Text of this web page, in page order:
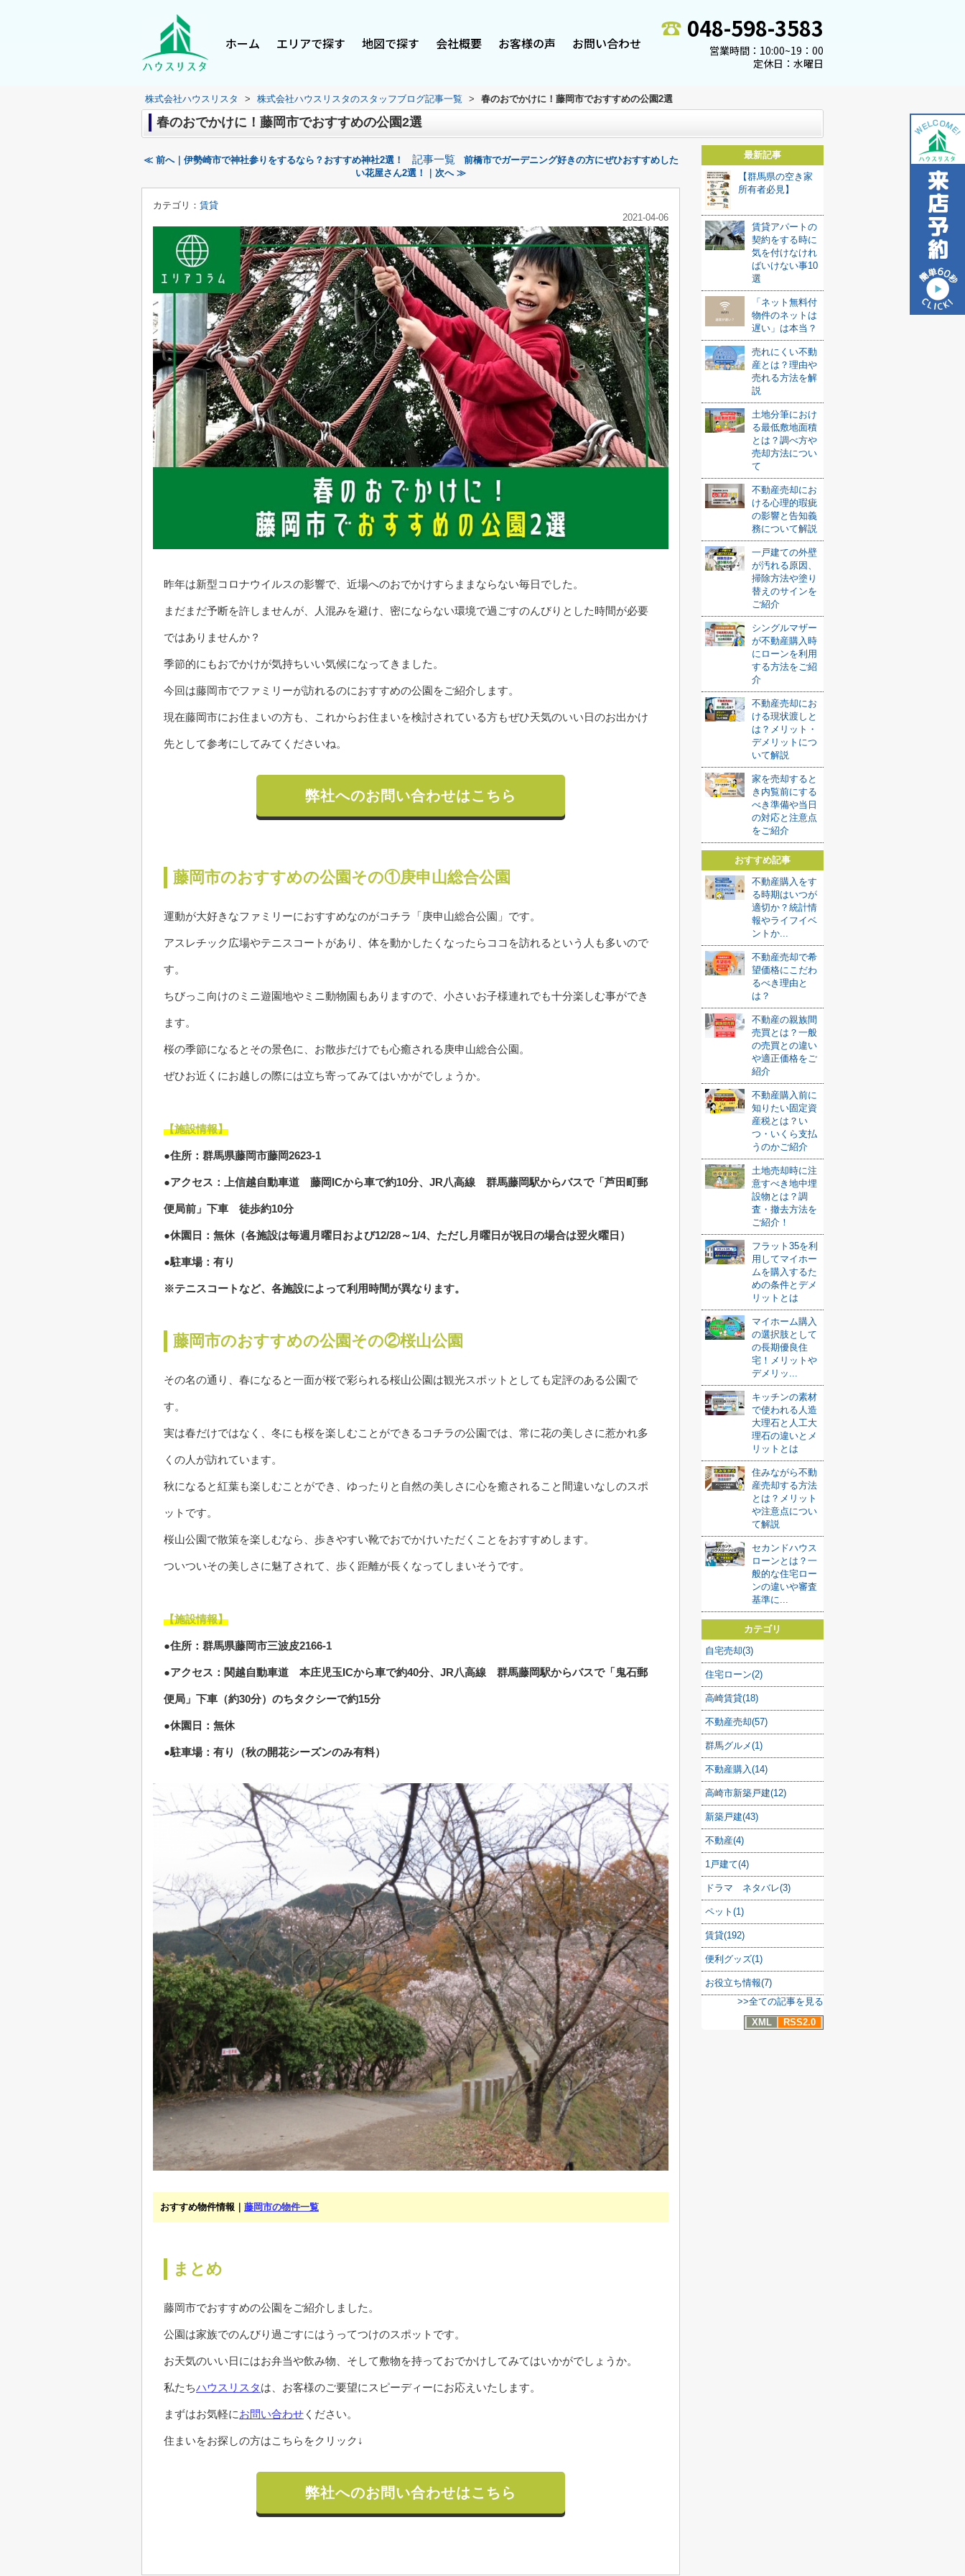
ホーム エリアで探す 地図で探す 会社概要 お客様の声 お問い合わせ
048-598-3583
営業時間：10:00~19：00
定休日：水曜日
株式会社ハウスリスタ > 株式会社ハウスリスタのスタッフブログ記事一覧 > 春のおでかけに！藤岡市でおすすめの公園2選
春のおでかけに！藤岡市でおすすめの公園2選
≪ 前へ｜伊勢崎市で神社参りをするなら？おすすめ神社2選！ 記事一覧
前橋市でガーデニング好きの方にぜひおすすめした
い花屋さん2選！｜次へ ≫
カテゴリ： 賃貸
2021-04-06
昨年は新型コロナウイルスの影響で、近場へのおでかけすらままならない毎日でした。
まだまだ予断を許しませんが、人混みを避け、密にならない環境で過ごすのんびりとした時間が必要
ではありませんか？
季節的にもおでかけが気持ちいい気候になってきました。
今回は藤岡市でファミリーが訪れるのにおすすめの公園をご紹介します。
現在藤岡市にお住まいの方も、これからお住まいを検討されている方もぜひ天気のいい日のお出かけ
先として参考にしてみてくださいね。
弊社へのお問い合わせはこちら
藤岡市のおすすめの公園その①庚申山総合公園
運動が大好きなファミリーにおすすめなのがコチラ「庚申山総合公園」です。
アスレチック広場やテニスコートがあり、体を動かしたくなったらココを訪れるという人も多いので
す。
ちびっこ向けのミニ遊園地やミニ動物園もありますので、小さいお子様連れでも十分楽しむ事ができ
ます。
桜の季節になるとその景色に、お散歩だけでも心癒される庚申山総合公園。
ぜひお近くにお越しの際には立ち寄ってみてはいかがでしょうか。
【施設情報】
●住所：群馬県藤岡市藤岡2623-1
●アクセス：上信越自動車道 藤岡ICから車で約10分、JR八高線 群馬藤岡駅からバスで「芦田町郵
便局前」下車 徒歩約10分
●休園日：無休（各施設は毎週月曜日および12/28～1/4、ただし月曜日が祝日の場合は翌火曜日）
●駐車場：有り
※テニスコートなど、各施設によって利用時間が異なります。
藤岡市のおすすめの公園その②桜山公園
その名の通り、春になると一面が桜で彩られる桜山公園は観光スポットとしても定評のある公園で
す。
実は春だけではなく、冬にも桜を楽しむことができるコチラの公園では、常に花の美しさに惹かれ多
くの人が訪れています。
秋になると紅葉も楽しむことができ、ゆったりと自然の美しさに心を癒されること間違いなしのスポ
ットです。
桜山公園で散策を楽しむなら、歩きやすい靴でおでかけいただくことをおすすめします。
ついついその美しさに魅了されて、歩く距離が長くなってしまいそうです。
【施設情報】
●住所：群馬県藤岡市三波皮2166-1
●アクセス：関越自動車道 本庄児玉ICから車で約40分、JR八高線 群馬藤岡駅からバスで「鬼石郵
便局」下車（約30分）のちタクシーで約15分
●休園日：無休
●駐車場：有り（秋の開花シーズンのみ有料）
おすすめ物件情報｜ 藤岡市の物件一覧
まとめ
藤岡市でおすすめの公園をご紹介しました。
公園は家族でのんびり過ごすにはうってつけのスポットです。
お天気のいい日にはお弁当や飲み物、そして敷物を持っておでかけしてみてはいかがでしょうか。
私たちハウスリスタは、お客様のご要望にスピーディーにお応えいたします。
まずはお気軽にお問い合わせ ください。
住まいをお探しの方はこちらをクリック↓
弊社へのお問い合わせはこちら
最新記事
【群馬県の空き家
所有者必見】
賃貸アパートの
契約をする時に
気を付けなけれ
ばいけない事10
選
「ネット無料付
物件のネットは
遅い」は本当？
売れにくい不動
産とは？理由や
売れる方法を解
説
土地分筆におけ
る最低敷地面積
とは？調べ方や
売却方法につい
て
不動産売却にお
ける心理的瑕疵
の影響と告知義
務について解説
一戸建ての外壁
が汚れる原因、
掃除方法や塗り
替えのサインを
ご紹介
シングルマザー
が不動産購入時
にローンを利用
する方法をご紹
介
不動産売却にお
ける現状渡しと
は？メリット・
デメリットにつ
いて解説
家を売却すると
き内覧前にする
べき準備や当日
の対応と注意点
をご紹介
おすすめ記事
不動産購入をす
る時期はいつが
適切か？統計情
報やライフイベ
ントか...
不動産売却で希
望価格にこだわ
るべき理由と
は？
不動産の親族間
売買とは？一般
の売買との違い
や適正価格をご
紹介
不動産購入前に
知りたい固定資
産税とは？い
つ・いくら支払
うのかご紹介
土地売却時に注
意すべき地中埋
設物とは？調
査・撤去方法を
ご紹介！
フラット35を利
用してマイホー
ムを購入するた
めの条件とデメ
リットとは
マイホーム購入
の選択肢として
の長期優良住
宅！メリットや
デメリッ...
キッチンの素材
で使われる人造
大理石と人工大
理石の違いとメ
リットとは
住みながら不動
産売却する方法
とは？メリット
や注意点につい
て解説
セカンドハウス
ローンとは？一
般的な住宅ロー
ンの違いや審査
基準に...
カテゴリ
自宅売却(3)
住宅ローン(2)
高崎賃貸(18)
不動産売却(57)
群馬グルメ(1)
不動産購入(14)
高崎市新築戸建(12)
新築戸建(43)
不動産(4)
1戸建て(4)
ドラマ ネタバレ(3)
ペット(1)
賃貸(192)
便利グッズ(1)
お役立ち情報(7)
>>全ての記事を見る
XML
RSS2.0